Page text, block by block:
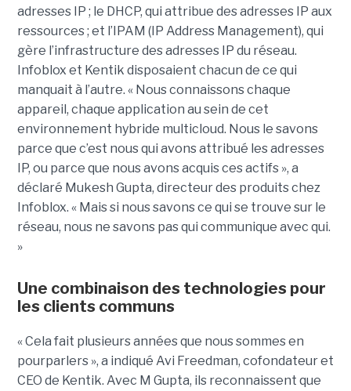
adresses IP ; le DHCP, qui attribue des adresses IP aux
ressources ; et l’IPAM (IP Address Management), qui
gère l’infrastructure des adresses IP du réseau.
Infoblox et Kentik disposaient chacun de ce qui
manquait à l’autre. « Nous connaissons chaque
appareil, chaque application au sein de cet
environnement hybride multicloud. Nous le savons
parce que c’est nous qui avons attribué les adresses
IP, ou parce que nous avons acquis ces actifs », a
déclaré Mukesh Gupta, directeur des produits chez
Infoblox. « Mais si nous savons ce qui se trouve sur le
réseau, nous ne savons pas qui communique avec qui.
»
Une combinaison des technologies pour
les clients communs
« Cela fait plusieurs années que nous sommes en
pourparlers », a indiqué Avi Freedman, cofondateur et
CEO de Kentik. Avec M Gupta, ils reconnaissent que